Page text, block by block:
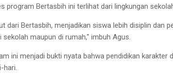
program Bertasbih ini terlihat dari lingkungan
dari Bertasbih, menjadikan siswa lebih disiplin dan
sekolah maupun di rumah," imbuh Agus.
ini menjadi bukti nyata bahwa pendidikan karakter
hari.